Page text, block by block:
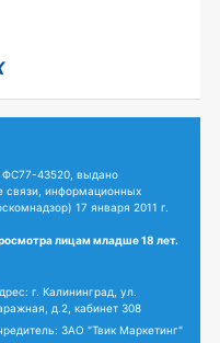
43520, выдано
связи, информационных
17 января 2011 г.
лицам младше 18 лет.
г. Калининград, ул.
д.2, кабинет 308
ЗАО "Твик Маркетинг"